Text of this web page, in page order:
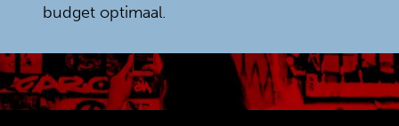
budget optimaal.